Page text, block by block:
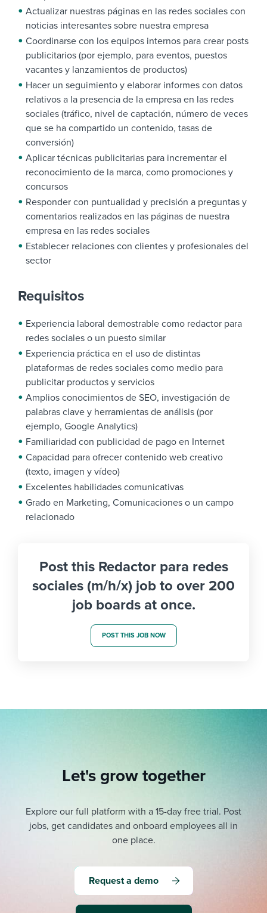
Actualizar nuestras páginas en las redes sociales con
noticias interesantes sobre nuestra empresa
Coordinarse con los equipos internos para crear posts
publicitarios (por ejemplo, para eventos, puestos
vacantes y lanzamientos de productos)
Hacer un seguimiento y elaborar informes con datos
relativos a la presencia de la empresa en las redes
sociales (tráfico, nivel de captación, número de veces
que se ha compartido un contenido, tasas de
conversión)
Aplicar técnicas publicitarias para incrementar el
reconocimiento de la marca, como promociones y
concursos
Responder con puntualidad y precisión a preguntas y
comentarios realizados en las páginas de nuestra
empresa en las redes sociales
Establecer relaciones con clientes y profesionales del
sector
Requisitos
Experiencia laboral demostrable como redactor para
redes sociales o un puesto similar
Experiencia práctica en el uso de distintas
plataformas de redes sociales como medio para
publicitar productos y servicios
Amplios conocimientos de SEO, investigación de
palabras clave y herramientas de análisis (por
ejemplo, Google Analytics)
Familiaridad con publicidad de pago en Internet
Capacidad para ofrecer contenido web creativo
(texto, imagen y vídeo)
Excelentes habilidades comunicativas
Grado en Marketing, Comunicaciones o un campo
relacionado
Post this Redactor para redes
sociales (m/h/x) job to over 200
job boards at once.
POST THIS JOB NOW
Let's grow together
Explore our full platform with a 15-day free trial. Post
jobs, get candidates and onboard employees all in
one place.
Request a demo